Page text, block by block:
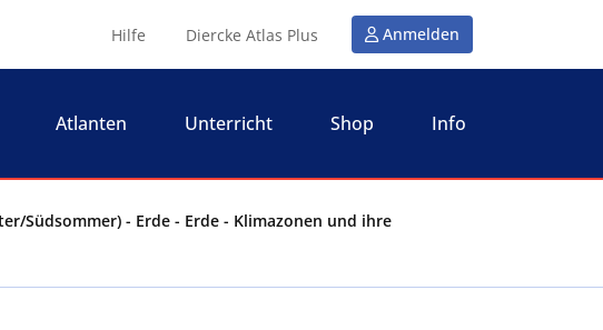
Hilfe Diercke Atlas Plus Anmelden
Atlanten Unterricht Shop Info
Südsommer) - Erde - Erde - Klimazonen und ihre